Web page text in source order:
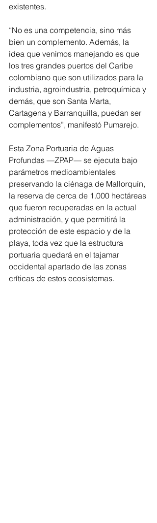
existentes.
“No es una competencia, sino más
bien un complemento. Además, la
idea que venimos manejando es que
los tres grandes puertos del Caribe
colombiano que son utilizados para la
industria, agroindustria, petroquímica y
demás, que son Santa Marta,
Cartagena y Barranquilla, puedan ser
complementos”, manifestó Pumarejo.
Esta Zona Portuaria de Aguas
Profundas —ZPAP— se ejecuta bajo
parámetros medioambientales
preservando la ciénaga de Mallorquín,
la reserva de cerca de 1.000 hectáreas
que fueron recuperadas en la actual
administración, y que permitirá la
protección de este espacio y de la
playa, toda vez que la estructura
portuaria quedará en el tajamar
occidental apartado de las zonas
críticas de estos ecosistemas.